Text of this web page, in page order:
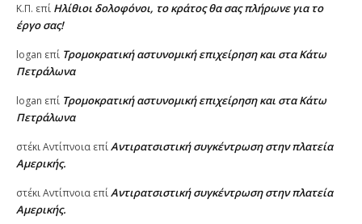
Κ.Π. επί Ηλίθιοι δολοφόνοι, το κράτος θα σας πλήρωνε για το
έργο σας!
logan επί Τρομοκρατική αστυνομική επιχείρηση και στα Κάτω
Πετράλωνα
logan επί Τρομοκρατική αστυνομική επιχείρηση και στα Κάτω
Πετράλωνα
στέκι Αντίπνοια επίΑντιρατσιστική συγκέντρωση στην πλατεία
Αμερικής.
στέκι Αντίπνοια επίΑντιρατσιστική συγκέντρωση στην πλατεία
Αμερικής.